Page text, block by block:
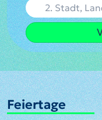
Feiertage